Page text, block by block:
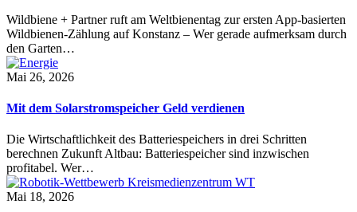
Wildbiene + Partner ruft am Weltbienentag zur ersten App-basierten
Wildbienen-Zählung auf Konstanz – Wer gerade aufmerksam durch
den Garten…
Mai 26, 2026
Mit dem Solarstromspeicher Geld verdienen
Die Wirtschaftlichkeit des Batteriespeichers in drei Schritten
berechnen Zukunft Altbau: Batteriespeicher sind inzwischen
profitabel. Wer…
Mai 18, 2026